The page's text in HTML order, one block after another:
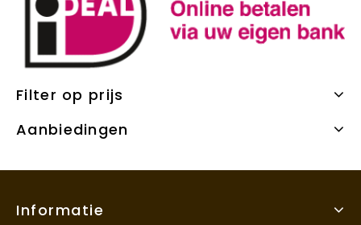
Filter op prijs
Aanbiedingen
Informatie